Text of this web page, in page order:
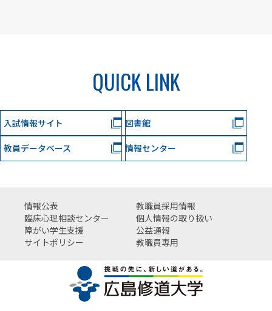
QUICK LINK
入試情報サイト 図書館
教員データベース 情報センター
情報公表
教職員採用情報
臨床心理相談センター
個人情報の取り扱い
障がい学生支援
公益通報
サイトポリシー
教職員専用